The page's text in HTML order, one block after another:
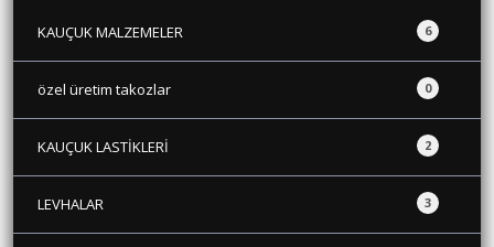
6
KAUÇUK MALZEMELER
0
özel üretim takozlar
2
KAUÇUK LASTİKLERİ
3
LEVHALAR